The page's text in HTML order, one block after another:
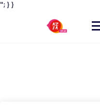
"; } }